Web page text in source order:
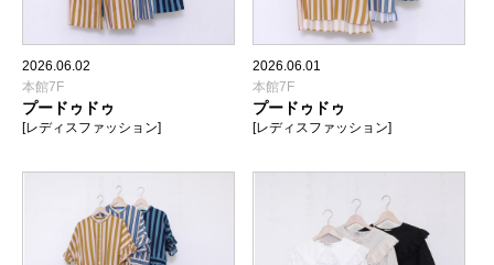
2026.06.02
本館7F
プードゥドゥ
[レディスファッション]
2026.06.01
本館7F
プードゥドゥ
[レディスファッション]